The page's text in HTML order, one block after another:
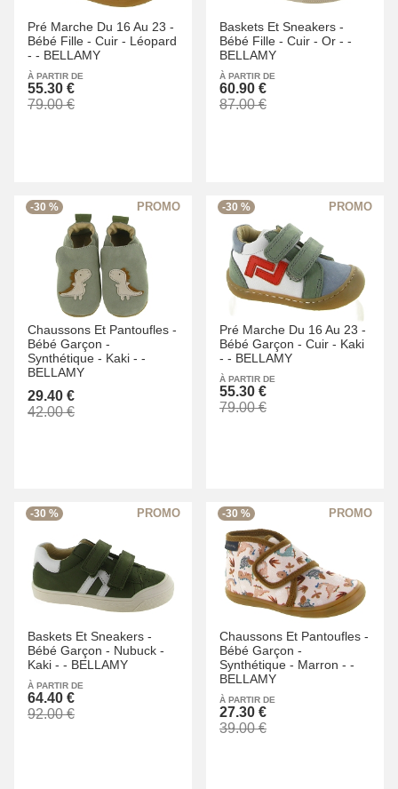
Pré Marche Du 16 Au 23 -
Bébé Fille - Cuir - Léopard
- - BELLAMY
À PARTIR DE
55.30 €
79.00 €
Baskets Et Sneakers -
Bébé Fille - Cuir - Or - -
BELLAMY
À PARTIR DE
60.90 €
87.00 €
-30 %
Chaussons Et Pantoufles -
Bébé Garçon -
Synthétique - Kaki - -
BELLAMY
29.40 €
42.00 €
-30 %
Pré Marche Du 16 Au 23 -
Bébé Garçon - Cuir - Kaki
- - BELLAMY
À PARTIR DE
55.30 €
79.00 €
-30 %
Baskets Et Sneakers -
Bébé Garçon - Nubuck -
Kaki - - BELLAMY
À PARTIR DE
64.40 €
92.00 €
-30 %
Chaussons Et Pantoufles -
Bébé Garçon -
Synthétique - Marron - -
BELLAMY
À PARTIR DE
27.30 €
39.00 €